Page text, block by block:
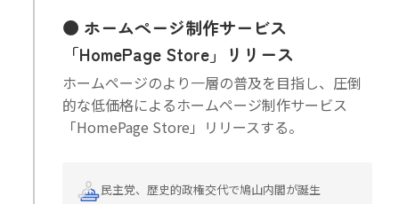
ホームページ制作サービス
「HomePage Store」リリース
ホームページのより一層の普及を目指し、圧倒
的な低価格によるホームページ制作サービス
「HomePage Store」リリースする。
民主党、歴史的政権交代で鳩山内閣が誕生